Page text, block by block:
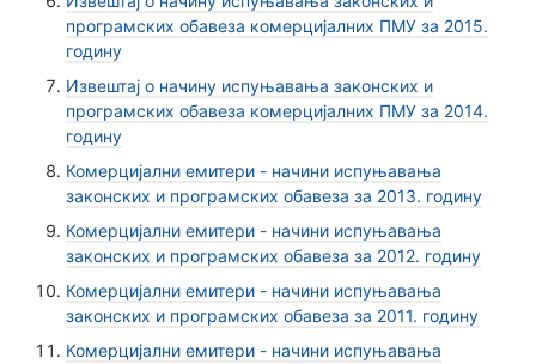
програмских обавеза комерцијалних ПМУ за 2015.
годину
Извештај о начину испуњавања законских и
програмских обавеза комерцијалних ПМУ за 2014.
годину
Комерцијални емитери - начини испуњавања
законских и програмских обавеза за 2013. годину
Комерцијални емитери - начини испуњавања
законских и програмских обавеза за 2012. годину
Комерцијални емитери - начини испуњавања
законских и програмских обавеза за 2011. годину
Комерцијални емитери - начини испуњавања